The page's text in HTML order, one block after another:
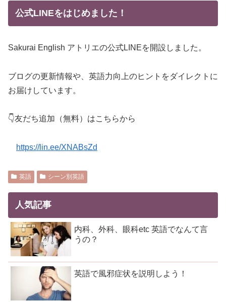
公式LINEをはじめました！
Sakurai English アトリエの公式LINEを開設しました。
ブログの更新情報や、英語力向上のヒントをダイレクトに
お届けしています。
👇友だち追加（無料）はこちらから
https://lin.ee/XNABsZd
英語 シーン別英語
人気記事
内科、外科、眼科etc 英語でなんて言
うの？
英語で風邪症状を説明しよう！